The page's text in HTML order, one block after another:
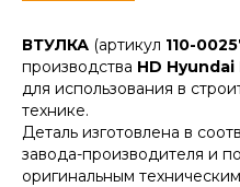
ВТУЛКА (артикул 110-
производства HD
для использования в
технике.
Деталь изготовлена в
завода-производителя и
оригинальным